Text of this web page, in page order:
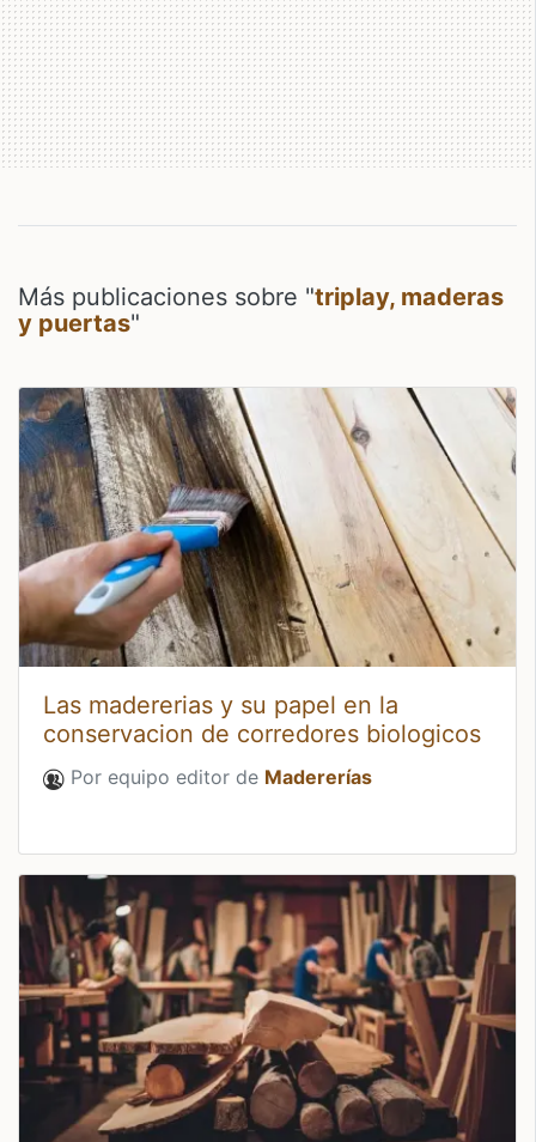
Más publicaciones sobre "triplay, maderas
y puertas"
Las madererias y su papel en la
conservacion de corredores biologicos
Por equipo editor de Madererías